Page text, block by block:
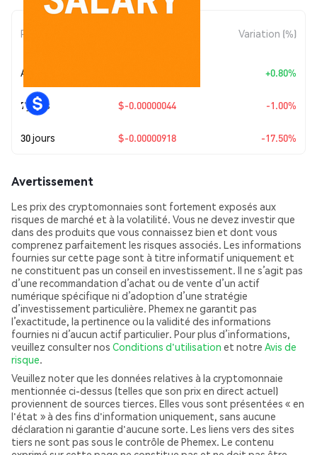
Période Variation (%)
Aujourd’hui +0.80%
7 jours $-0.00000044 -1.00%
30 jours $-0.00000918 -17.50%
Avertissement
Les prix des cryptomonnaies sont fortement exposés aux
risques de marché et à la volatilité. Vous ne devez investir que
dans des produits que vous connaissez bien et dont vous
comprenez parfaitement les risques associés. Les informations
fournies sur cette page sont à titre informatif uniquement et
ne constituent pas un conseil en investissement. Il ne s’agit pas
d’une recommandation d’achat ou de vente d’un actif
numérique spécifique ni d’adoption d’une stratégie
d’investissement particulière. Phemex ne garantit pas
l’exactitude, la pertinence ou la validité des informations
fournies ni d’aucun actif particulier. Pour plus d’informations,
veuillez consulter nos Conditions d'utilisation et notre Avis de
risque.
Veuillez noter que les données relatives à la cryptomonnaie
mentionnée ci-dessus (telles que son prix en direct actuel)
proviennent de sources tierces. Elles vous sont présentées « en
l'état » à des fins d'information uniquement, sans aucune
déclaration ni garantie d'aucune sorte. Les liens vers des sites
tiers ne sont pas sous le contrôle de Phemex. Le contenu